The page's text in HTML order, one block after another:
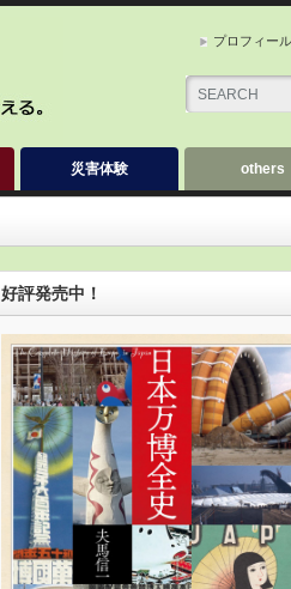
プロフィール
災害体験 others
好評発売中！